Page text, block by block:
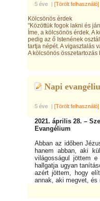
5 éve | [Törölt felhasználó]
Kölcsönös érdek
"Közöttük fogok lakni és
Íme, a kölcsönös érdek. A
pedig az ő Istenének
tartja népét. A vigasztalás
A kölcsönös
Napi
5 éve | [Törölt felhasználó]
2021. április 28. –
Evangélium
Abban az időben
hanem abban, aki
világosságul jöttem
hallgatja ugyan
azért jöttem, hogy
annak, aki megvet, és